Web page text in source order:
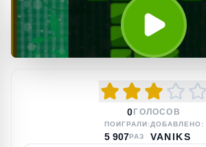
0 ГОЛОСОВ
ПОИГРАЛИ:
5 907РАЗ
ДОБАВЛЕНО:
VANIKS